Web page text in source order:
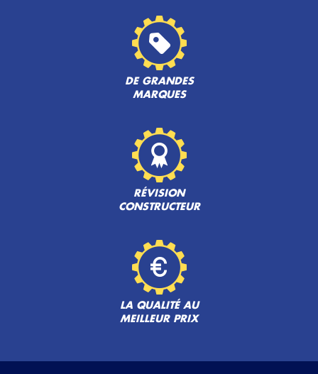
DE GRANDES
MARQUES
RÉVISION
CONSTRUCTEUR
LA QUALITÉ AU
MEILLEUR PRIX